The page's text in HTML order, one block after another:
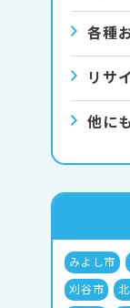
各種
リサ
他に
みよし市
刈谷市